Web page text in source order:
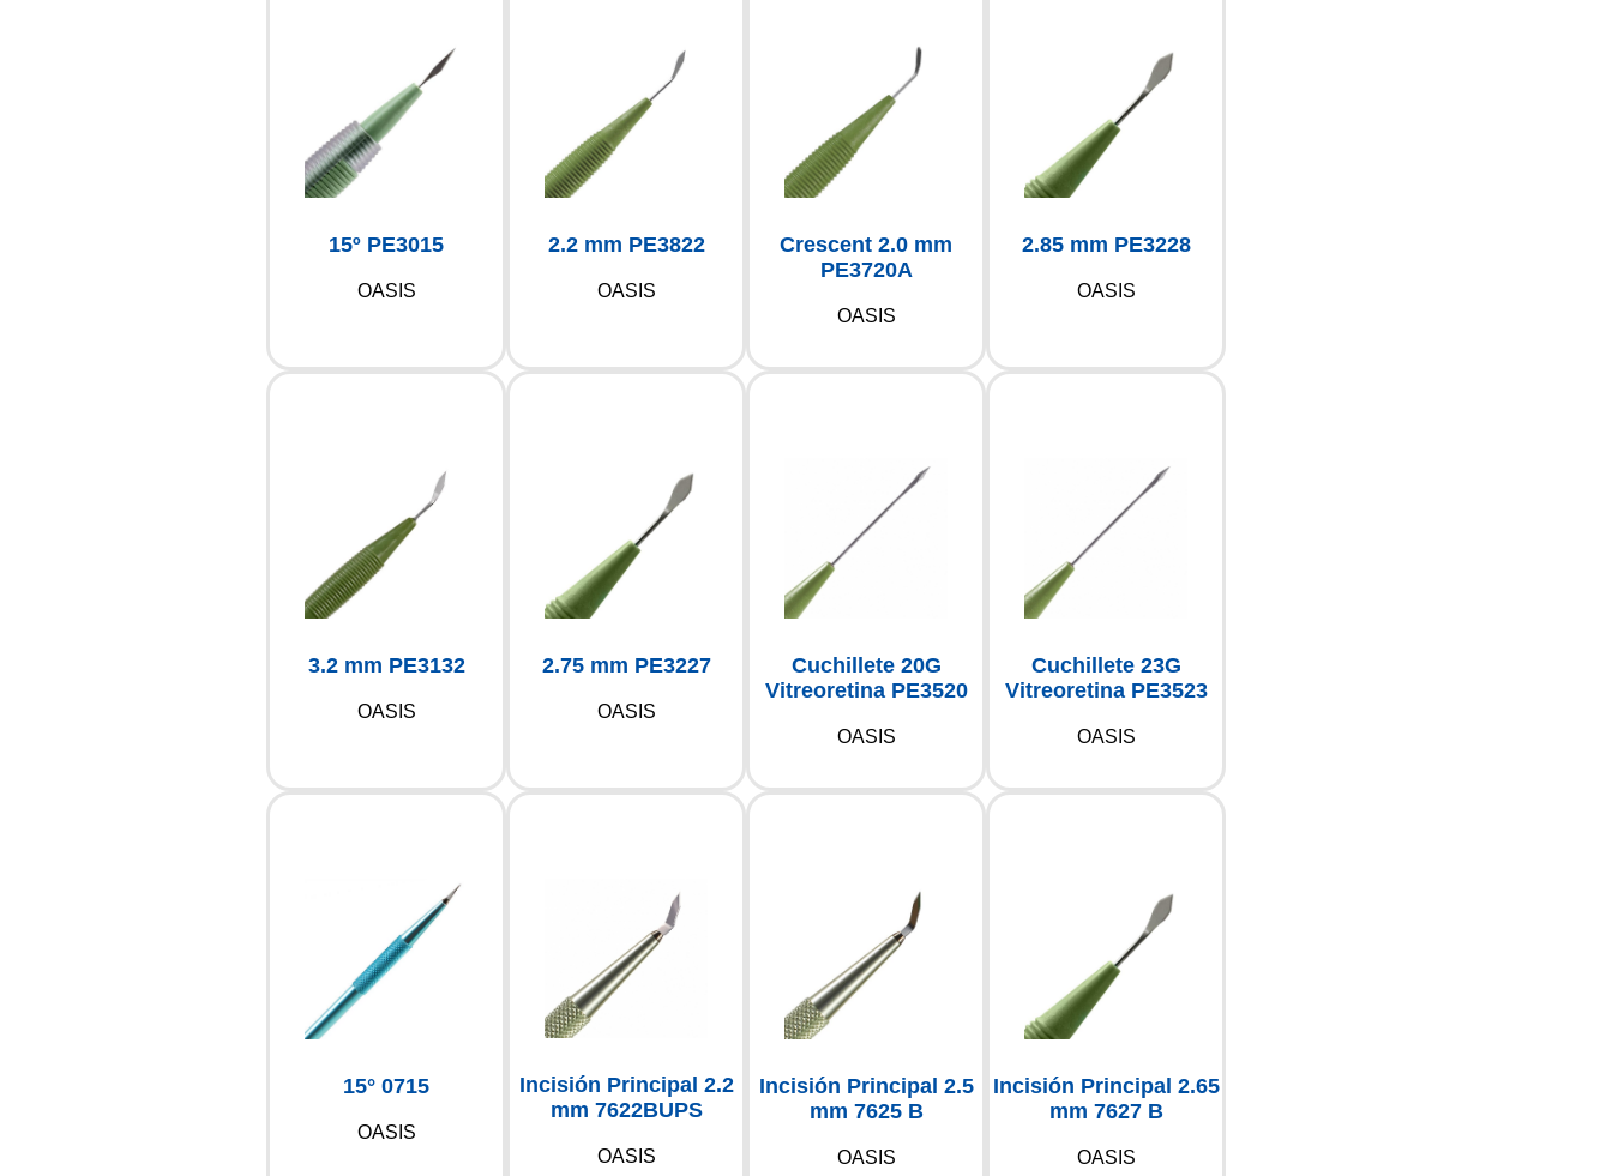
15º PE3015
OASIS
2.2 mm PE3822
OASIS
Crescent 2.0 mm
PE3720A
OASIS
2.85 mm PE3228
OASIS
3.2 mm PE3132
OASIS
2.75 mm PE3227
OASIS
Cuchillete 20G
Vitreoretina PE3520
OASIS
Cuchillete 23G
Vitreoretina PE3523
OASIS
15° 0715
OASIS
Incisión Principal 2.2
mm 7622BUPS
OASIS
Incisión Principal 2.5
mm 7625 B
OASIS
Incisión Principal 2.65
mm 7627 B
OASIS